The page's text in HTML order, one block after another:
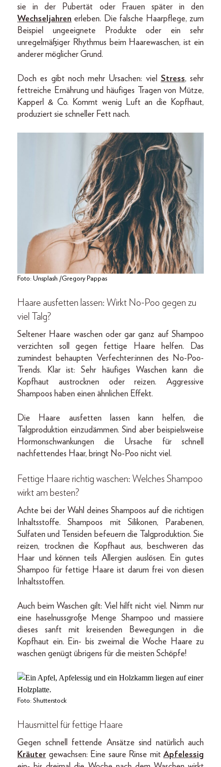
sie in der Pubertät oder Frauen später in den
Wechseljahren erleben. Die falsche Haarpflege, zum
Beispiel ungeeignete Produkte oder ein sehr
unregelmäßiger Rhythmus beim Haarewaschen, ist ein
anderer möglicher Grund.
Doch es gibt noch mehr Ursachen: viel Stress, sehr
fettreiche Ernährung und häufiges Tragen von Mütze,
Kapperl & Co. Kommt wenig Luft an die Kopfhaut,
produziert sie schneller Fett nach.
Foto: Unsplash /Gregory Pappas
Haare ausfetten lassen: Wirkt No-Poo gegen zu
viel Talg?
Seltener Haare waschen oder gar ganz auf Shampoo
verzichten soll gegen fettige Haare helfen. Das
zumindest behaupten Verfechter:innen des No-Poo-
Trends. Klar ist: Sehr häufiges Waschen kann die
Kopfhaut austrocknen oder reizen. Aggressive
Shampoos haben einen ähnlichen Effekt.
Die Haare ausfetten lassen kann helfen, die
Talgproduktion einzudämmen. Sind aber beispielsweise
Hormonschwankungen die Ursache für schnell
nachfettendes Haar, bringt No-Poo nicht viel.
Fettige Haare richtig waschen: Welches Shampoo
wirkt am besten?
Achte bei der Wahl deines Shampoos auf die richtigen
Inhaltsstoffe. Shampoos mit Silikonen, Parabenen,
Sulfaten und Tensiden befeuern die Talgproduktion. Sie
reizen, trocknen die Kopfhaut aus, beschweren das
Haar und können teils Allergien auslösen. Ein gutes
Shampoo für fettige Haare ist darum frei von diesen
Inhaltsstoffen.
Auch beim Waschen gilt: Viel hilft nicht viel. Nimm nur
eine haselnussgroße Menge Shampoo und massiere
dieses sanft mit kreisenden Bewegungen in die
Kopfhaut ein. Ein- bis zweimal die Woche Haare zu
waschen genügt übrigens für die meisten Schöpfe!
Foto: Shutterstock
Hausmittel für fettige Haare
Gegen schnell fettende Ansätze sind natürlich auch
Kräuter gewachsen: Eine saure Rinse mit Apfelessig